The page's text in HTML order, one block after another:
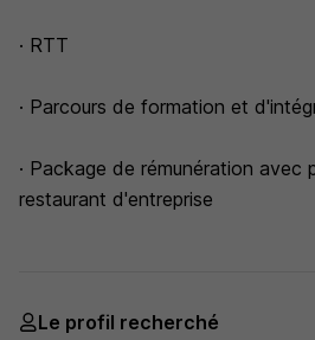
· RTT
· Parcours de formation et
· Package de rémunération avec
restaurant d'entreprise
Le profil recherché